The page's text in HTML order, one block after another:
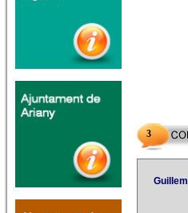
3
Guillem